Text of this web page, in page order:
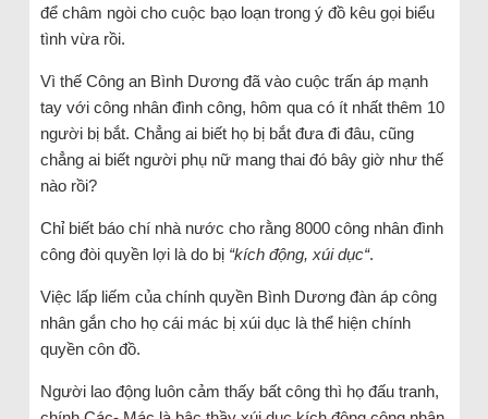
để châm ngòi cho cuộc bạo loạn trong ý đồ kêu gọi biểu
tình vừa rồi.
Vì thế Công an Bình Dương đã vào cuộc trấn áp mạnh
tay với công nhân đình công, hôm qua có ít nhất thêm 10
người bị bắt. Chẳng ai biết họ bị bắt đưa đi đâu, cũng
chẳng ai biết người phụ nữ mang thai đó bây giờ như thế
nào rồi?
Chỉ biết báo chí nhà nước cho rằng 8000 công nhân đình
công đòi quyền lợi là do bị “kích động, xúi dục“.
Việc lấp liếm của chính quyền Bình Dương đàn áp công
nhân gắn cho họ cái mác bị xúi dục là thể hiện chính
quyền côn đồ.
Người lao động luôn cảm thấy bất công thì họ đấu tranh,